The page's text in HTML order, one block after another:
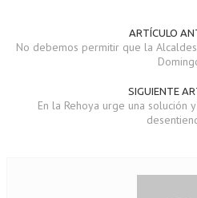
ARTÍCULO
No debemos permitir que la
SIGUIENTE
En la Rehoya urge una solución